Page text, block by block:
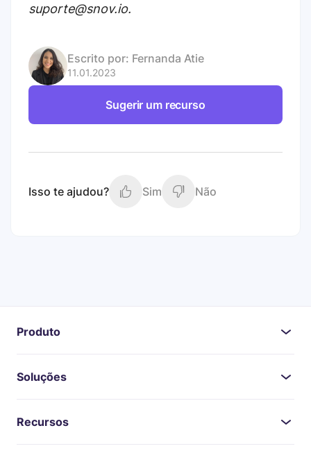
suporte@snov.io.
Escrito por: Fernanda Atie
11.01.2023
Sugerir um recurso
Isso te ajudou? Sim Não
Produto
Soluções
Recursos